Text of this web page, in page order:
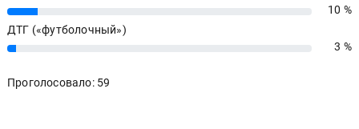
10%
10 %
ДТГ («футболочный»)
3% 3 %
Проголосовало: 59